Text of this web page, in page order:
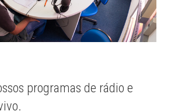
programas de rádio e